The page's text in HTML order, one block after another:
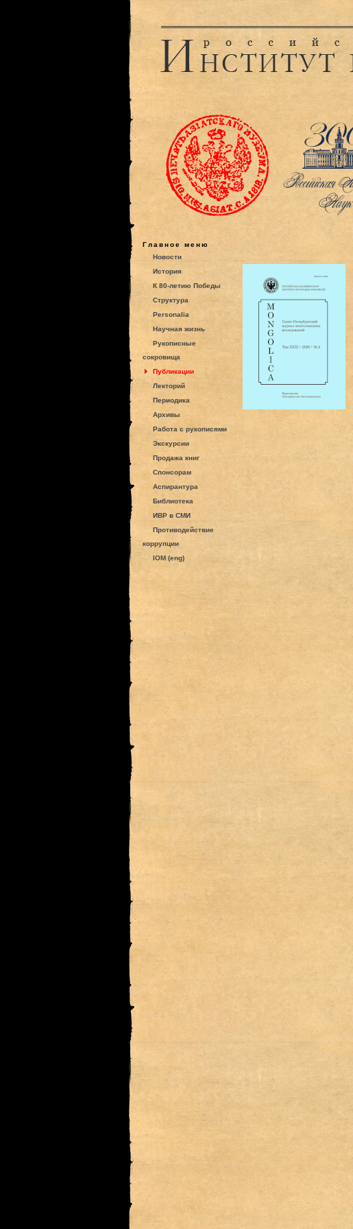
Главное меню
Новости
История
К 80-летию Победы
Структура
Personalia
Научная жизнь
Рукописные
сокровища
Публикации
Лекторий
Периодика
Архивы
Работа с рукописями
Экскурсии
Продажа книг
Спонсорам
Аспирантура
Библиотека
ИВР в СМИ
Противодействие
коррупции
IOM (eng)